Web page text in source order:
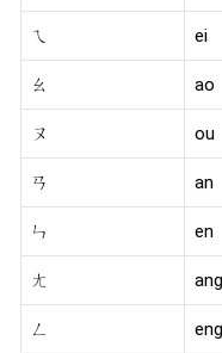
ㄟ ei
ㄠ ao
ㄡ ou
ㄢ an
ㄣ en
ㄤ ang
ㄥ eng